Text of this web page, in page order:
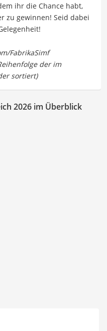
ihr die Chance habt,
zu gewinnen! Seid dabei
2026 im Überblick